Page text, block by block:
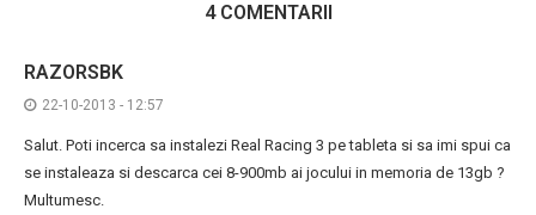
4 COMENTARII
RAZORSBK
22-10-2013 - 12:57
Salut. Poti incerca sa instalezi Real Racing 3 pe tableta si sa imi spui ca
se instaleaza si descarca cei 8-900mb ai jocului in memoria de 13gb ?
Multumesc.